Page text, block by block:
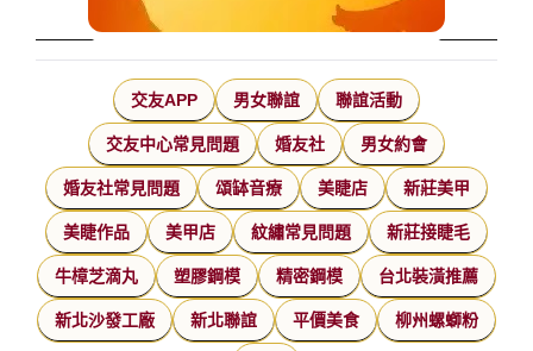
交友APP 男女聯誼 聯誼活動
交友中心常見問題 婚友社 男女約會
婚友社常見問題 頌缽音療 美睫店 新莊美甲
美睫作品 美甲店 紋繡常見問題 新莊接睫毛
牛樟芝滴丸 塑膠鋼模 精密鋼模 台北裝潢推薦
新北沙發工廠 新北聯誼 平價美食 柳州螺螄粉